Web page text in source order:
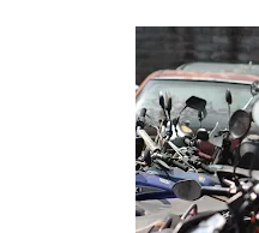
Regionetnoticias / Valle del
posesión presidencial
Regionetnoticias / La Alcaldía